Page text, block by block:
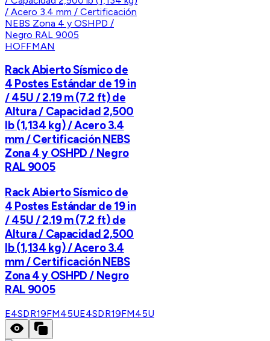
HOFFMAN
Rack Abierto Sísmico de
4 Postes Estándar de 19 in
/ 45U / 2.19 m (7.2 ft) de
Altura / Capacidad 2,500
lb (1,134 kg) / Acero 3.4
mm / Certificación NEBS
Zona 4 y OSHPD / Negro
RAL 9005
Rack Abierto Sísmico de
4 Postes Estándar de 19 in
/ 45U / 2.19 m (7.2 ft) de
Altura / Capacidad 2,500
lb (1,134 kg) / Acero 3.4
mm / Certificación NEBS
Zona 4 y OSHPD / Negro
RAL 9005
E4SDR19FM45UE4SDR19FM45U